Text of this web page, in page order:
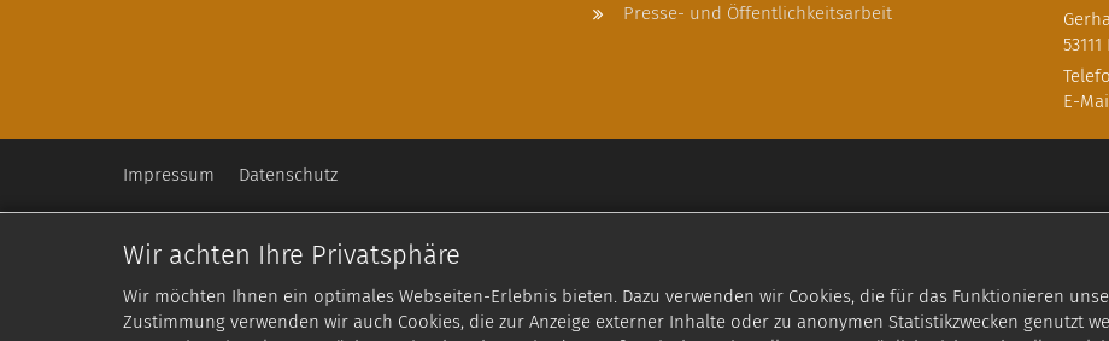
Wir achten Ihre Privatsphäre
Wir möchten Ihnen ein optimales Webseiten-Erlebnis bieten. Dazu verwenden wir Cookies, die für das Funktionieren
Zustimmung verwenden wir auch Cookies, die zur Anzeige externer Inhalte oder zu anonymen Statistikzwecken genutzt
Presse- und Öffentlichkeitsarbeit
53111
E-
Impressum Datenschutz